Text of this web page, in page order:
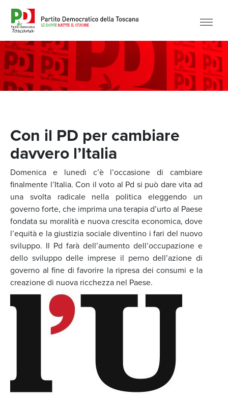
Con il PD per cambiare
davvero l’Italia
Domenica e lunedì c’è l’occasione di cambiare
finalmente l’Italia. Con il voto al Pd si può dare vita ad
una svolta radicale nella politica eleggendo un
governo forte, che imprima una terapia d’urto al Paese
fondata su moralità e nuova crescita economica, dove
l’equità e la giustizia sociale diventino i fari del nuovo
sviluppo. Il Pd farà dell’aumento dell’occupazione e
dello sviluppo delle imprese il perno dell’azione di
governo al fine di favorire la ripresa dei consumi e la
creazione di nuova ricchezza nel Paese.